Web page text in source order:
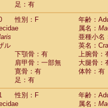
足：有
性別：F
年齢：
属名：
亜種小名
ル
英名：
下顎骨：有
上腕骨：
肩甲骨：一部無
大腿骨：
寛骨：有
体幹：有
足：有
性別：F
年齢：
属名：